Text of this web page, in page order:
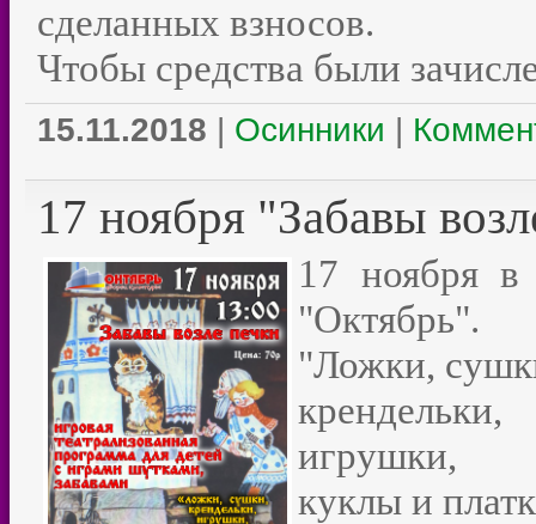
сделанных взносов.
Чтобы средства были
15.11.2018 | Осинники |
17 ноября "Забавы
17 ноября
"Октябрь".
"Ложки,
крендельки,
игрушки,
куклы и